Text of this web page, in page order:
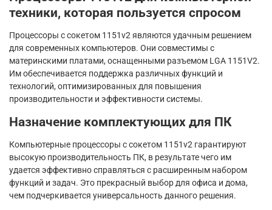
техники, которая пользуется спросом
Процессоры с сокетом 1151v2 являются удачным решением
для современных компьютеров. Они совместимы с
материнскими платами, оснащенными разъемом LGA 1151V2.
Им обеспечивается поддержка различных функций и
технологий, оптимизированных для повышения
производительности и эффективности системы.
Назначение комплектующих для ПК
Компьютерные процессоры с сокетом 1151v2 гарантируют
высокую производительность ПК, в результате чего им
удается эффективно справляться с расширенным набором
функций и задач. Это прекрасный выбор для офиса и дома,
чем подчеркивается универсальность данного решения.